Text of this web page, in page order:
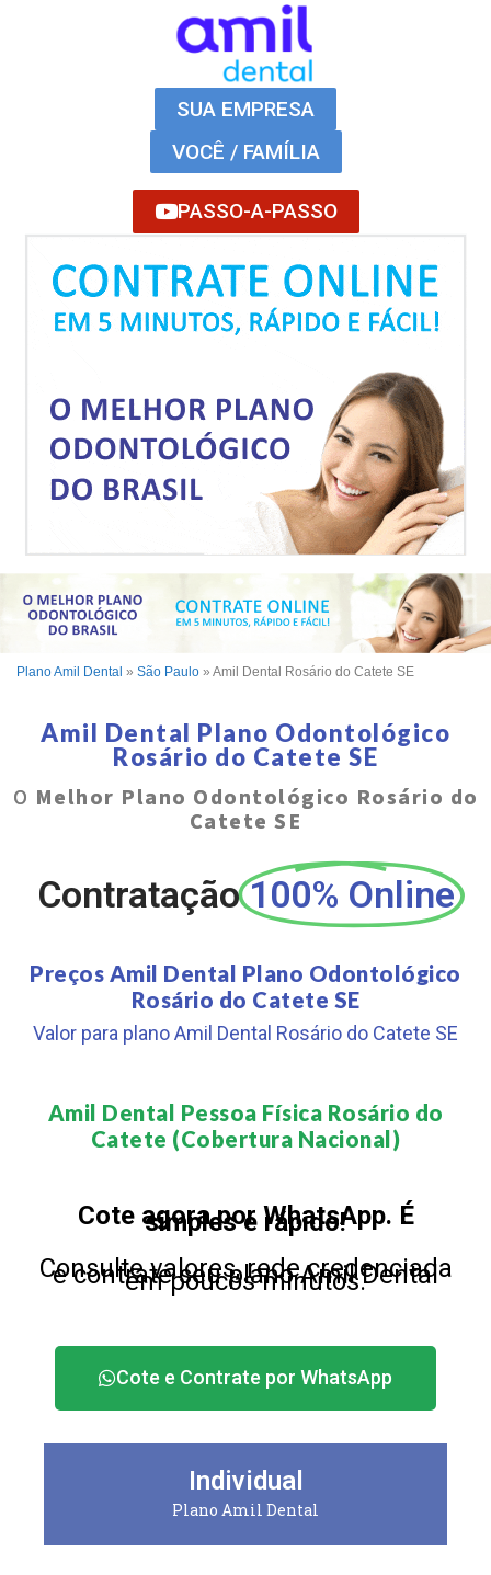
SUA EMPRESA
VOCÊ / FAMÍLIA
PASSO-A-PASSO
Plano Amil Dental » São Paulo » Amil Dental Rosário do Catete SE
Amil Dental Plano Odontológico
Rosário do Catete SE
O Melhor Plano Odontológico Rosário do
Catete SE
Contratação 100% Online
Preços Amil Dental Plano Odontológico
Rosário do Catete SE
Valor para plano Amil Dental Rosário do Catete SE
Amil Dental Pessoa Física Rosário do
Catete (Cobertura Nacional)​
Cote agora por WhatsApp. É
simples e rápido!
Consulte valores, rede credenciada
e contrate seu plano Amil Dental
em poucos minutos.
Cote e Contrate por WhatsApp
Individual
Plano Amil Dental